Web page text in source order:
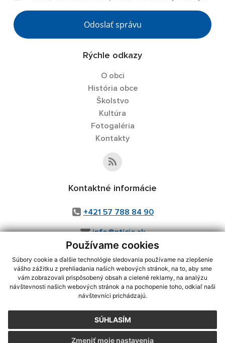
Používame cookies
Súbory cookie a ďalšie technológie sledovania používame na zlepšenie
vášho zážitku z prehliadania našich webových stránok, na to, aby sme
vám zobrazovali prispôsobený obsah a cielené reklamy, na analýzu
návštevnosti našich webových stránok a na pochopenie toho, odkiaľ naši
návštevníci prichádzajú.
SÚHLASÍM
Zmeniť moje nastavenia
Odoslať správu
Rýchle odkazy
O obci
História obce
Školstvo
Kultúra
Fotogaléria
Kontakty
Kontaktné informácie
+421 57 788 84 90
info@pticie.sk
využite možnosť získavania aktuálnych informácií s využitím RSS
CMS systém (redakčný) systém ECHELON 2,Mapa stránok,web portál
webex.digital, s.r.o.,domény,registrácia domény
Posledná aktualizácia:05.08.2026